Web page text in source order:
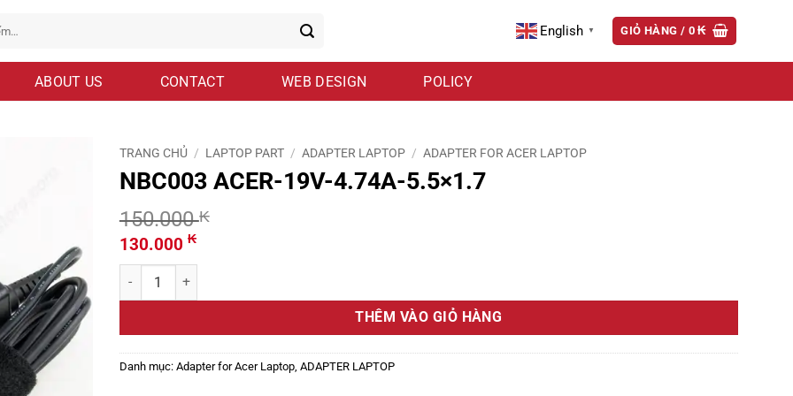
English ▼ GIỎ HÀNG / 0₭
ABOUT US CONTACT WEB DESIGN POLICY
TRANG CHỦ / LAPTOP PART / ADAPTER LAPTOP / ADAPTER FOR ACER LAPTOP
NBC003 ACER-19V-4.74A-5.5×1.7
150.000₭
Giá
gốc
là:
150.000 ₭.
130.000 ₭Giá
hiện
là:
NBC003 ACER-19V-4.74A-5.5x1.7 số lượng
THÊM VÀO GIỎ HÀNG
Danh mục: Adapter for Acer Laptop, ADAPTER LAPTOP